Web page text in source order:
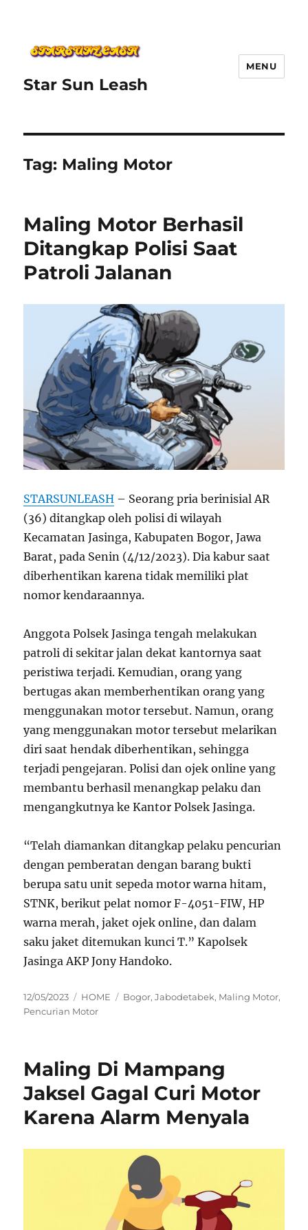
Star Sun Leash
MENU
Tag: Maling Motor
Maling Motor Berhasil
Ditangkap Polisi Saat
Patroli Jalanan
STARSUNLEASH – Seorang pria berinisial AR
(36) ditangkap oleh polisi di wilayah
Kecamatan Jasinga, Kabupaten Bogor, Jawa
Barat, pada Senin (4/12/2023). Dia kabur saat
diberhentikan karena tidak memiliki plat
nomor kendaraannya.
Anggota Polsek Jasinga tengah melakukan
patroli di sekitar jalan dekat kantornya saat
peristiwa terjadi. Kemudian, orang yang
bertugas akan memberhentikan orang yang
menggunakan motor tersebut. Namun, orang
yang menggunakan motor tersebut melarikan
diri saat hendak diberhentikan, sehingga
terjadi pengejaran. Polisi dan ojek online yang
membantu berhasil menangkap pelaku dan
mengangkutnya ke Kantor Polsek Jasinga.
“Telah diamankan ditangkap pelaku pencurian
dengan pemberatan dengan barang bukti
berupa satu unit sepeda motor warna hitam,
STNK, berikut pelat nomor F-4051-FIW, HP
warna merah, jaket ojek online, dan dalam
saku jaket ditemukan kunci T.” Kapolsek
Jasinga AKP Jony Handoko.
Posted
on
12/05/2023 Categories
HOME Tags
Bogor,Jabodetabek, Maling Motor,
Pencurian Motor
Maling Di Mampang
Jaksel Gagal Curi Motor
Karena Alarm Menyala